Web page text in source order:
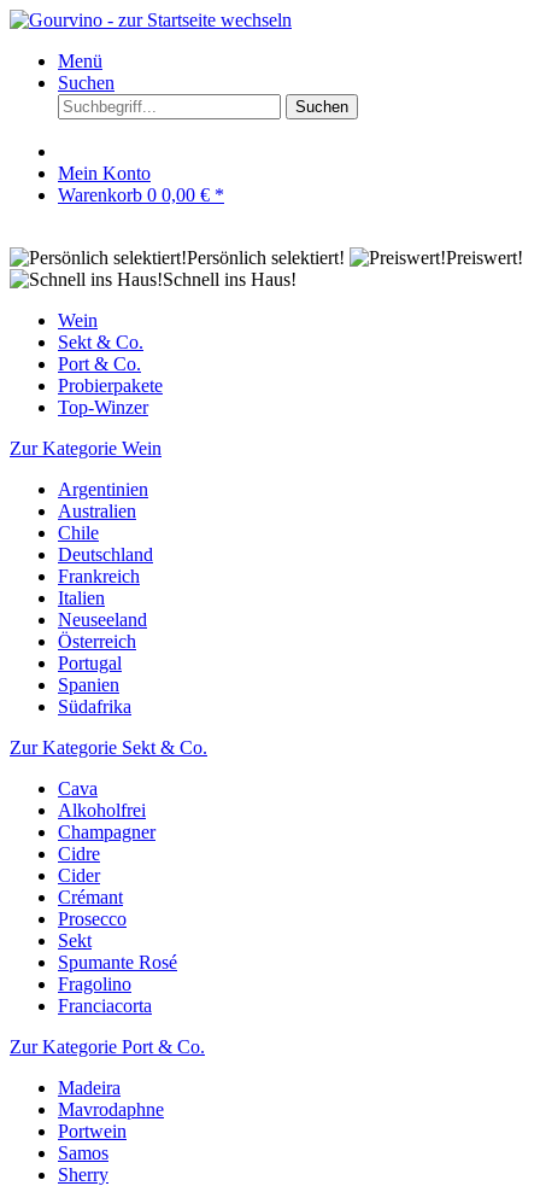
Menü
Suchen
Suchen
Mein Konto
Warenkorb 0 0,00 € *
Persönlich selektiert!
Preiswert!
Schnell ins Haus!
Wein
Sekt & Co.
Port & Co.
Probierpakete
Top-Winzer
Zur Kategorie Wein
Argentinien
Australien
Chile
Deutschland
Frankreich
Italien
Neuseeland
Österreich
Portugal
Spanien
Südafrika
Zur Kategorie Sekt & Co.
Cava
Alkoholfrei
Champagner
Cidre
Cider
Crémant
Prosecco
Sekt
Spumante Rosé
Fragolino
Franciacorta
Zur Kategorie Port & Co.
Madeira
Mavrodaphne
Portwein
Samos
Sherry